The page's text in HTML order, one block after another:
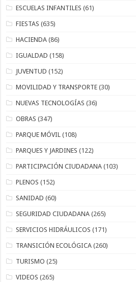
ESCUELAS INFANTILES (61)
FIESTAS (635)
HACIENDA (86)
IGUALDAD (158)
JUVENTUD (152)
MOVILIDAD Y TRANSPORTE (30)
NUEVAS TECNOLOGÍAS (36)
OBRAS (347)
PARQUE MÓVIL (108)
PARQUES Y JARDINES (122)
PARTICIPACIÓN CIUDADANA (103)
PLENOS (152)
SANIDAD (60)
SEGURIDAD CIUDADANA (265)
SERVICIOS HIDRÁULICOS (171)
TRANSICIÓN ECOLÓGICA (260)
TURISMO (25)
VIDEOS (265)